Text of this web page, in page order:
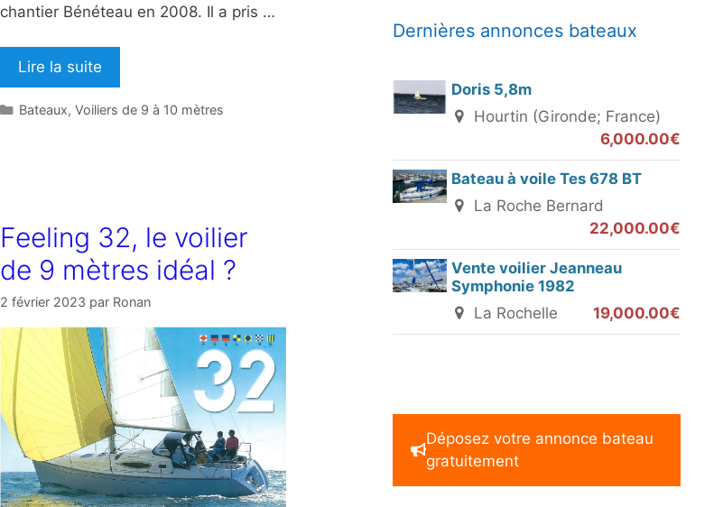
chantier Bénéteau en 2008. Il a pris …
Lire la suite
Catégories
Bateaux,Voiliers de 9 à 10 mètres
Feeling 32, le voilier
de 9 mètres idéal ?
2 février 2023 par Ronan
Dernières annonces bateaux
Doris 5,8m
Hourtin (Gironde; France)
6,000.00€
Bateau à voile Tes 678 BT
La Roche Bernard
22,000.00€
Vente voilier Jeanneau
Symphonie 1982
La Rochelle
19,000.00€
Déposez votre annonce bateau
gratuitement